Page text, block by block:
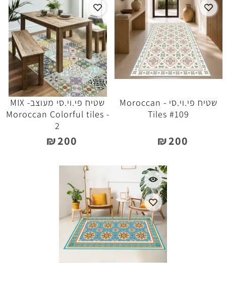
שטיח פי.וי.סי - Moroccan
Tiles #109
₪200
שטיח פי.וי.סי מעוצב- MIX
Moroccan Colorful tiles -
2
₪200